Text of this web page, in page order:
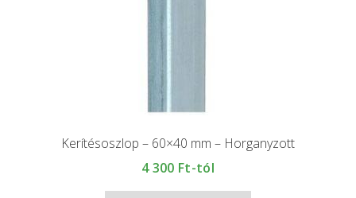
Kerítésoszlop – 60×40 mm – Horganyzott
4 300 Ft-tól